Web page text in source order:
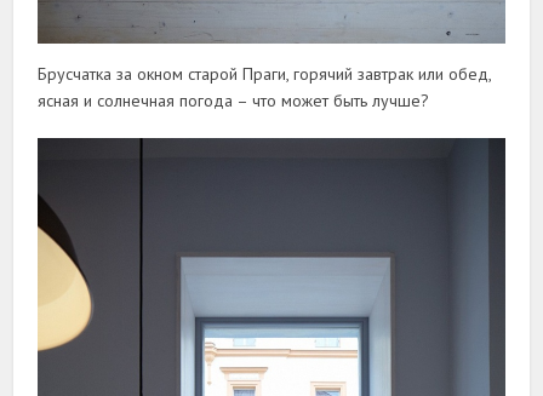
Брусчатка за окном старой Праги, горячий завтрак или обед,
ясная и солнечная погода – что может быть лучше?